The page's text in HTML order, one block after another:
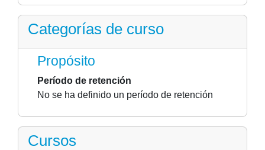
Categorías de curso
Propósito
Período de retención
No se ha definido un período de retención
Cursos